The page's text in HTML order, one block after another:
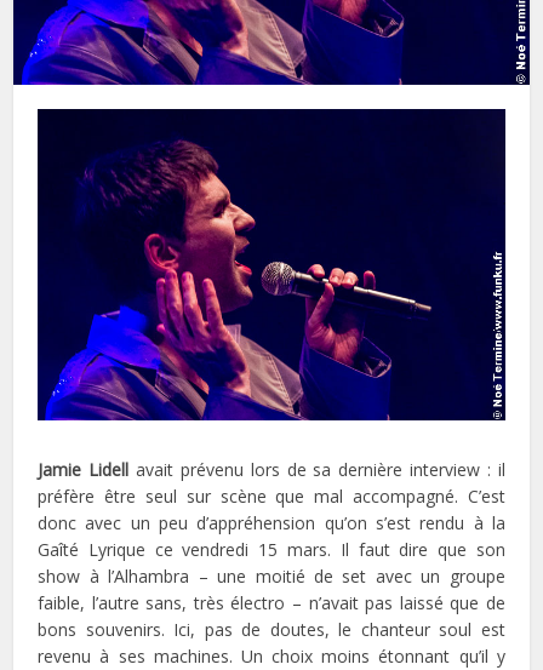
Jamie Lidell avait prévenu lors de sa dernière interview : il
préfère être seul sur scène que mal accompagné. C’est
donc avec un peu d’appréhension qu’on s’est rendu à la
Gaîté Lyrique ce vendredi 15 mars. Il faut dire que son
show à l’Alhambra – une moitié de set avec un groupe
faible, l’autre sans, très électro – n’avait pas laissé que de
bons souvenirs. Ici, pas de doutes, le chanteur soul est
revenu à ses machines. Un choix moins étonnant qu’il y